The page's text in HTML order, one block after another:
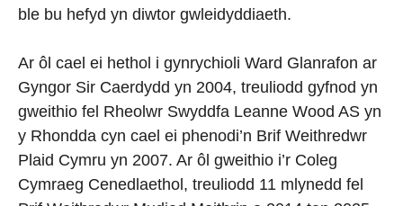
ble bu hefyd yn diwtor gwleidyddiaeth.
Ar ôl cael ei hethol i gynrychioli Ward Glanrafon ar
Gyngor Sir Caerdydd yn 2004, treuliodd gyfnod yn
gweithio fel Rheolwr Swyddfa Leanne Wood AS yn
y Rhondda cyn cael ei phenodi’n Brif Weithredwr
Plaid Cymru yn 2007. Ar ôl gweithio i’r Coleg
Cymraeg Cenedlaethol, treuliodd 11 mlynedd fel